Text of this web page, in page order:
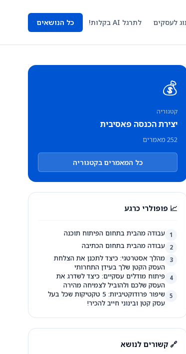
לעסקים לתרגל AI בקלות! כל הנושאים
💰
קטגוריה
יצירת הכנסה פאסיבית
252 מאמרים
כל המאמרים בקטגוריה
📈 פופולרי כרגע
1 עבודה מהבית בתחום הפיתוח תוכנה
2 עבודה מהבית בתחום הכתיבה
3
מהלך אסטרטגי: כיצד לתכנן את הצלחת
העסק הקטן שלך בעידן התחרותי
4
פיתוח מודלים עסקיים: כיצד לשדרג את
העסק שלכם ולהוביל לצמיחה מהירה
5
שיפור פרודוקטיביות: 5 טקטיקות שכל בעל
עסק קטן ובינוני חייב להכיר!
🔗 קשורים לנושא